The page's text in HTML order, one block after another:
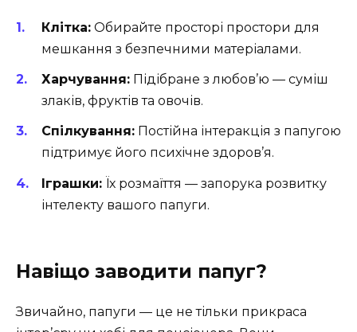
Клітка: Обирайте просторі простори для
мешкання з безпечними матеріалами.
Харчування: Підібране з любов’ю — суміш
злаків, фруктів та овочів.
Спілкування: Постійна інтеракція з папугою
підтримує його психічне здоров’я.
Іграшки: Їх розмаїття — запорука розвитку
інтелекту вашого папуги.
Навіщо заводити папуг?
Звичайно, папуги — це не тільки прикраса